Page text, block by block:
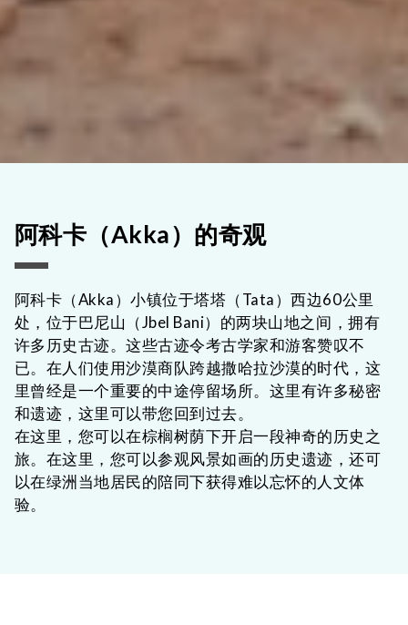
阿科卡（Akka）的奇观
阿科卡（Akka）小镇位于塔塔（Tata）西边60公里
处，位于巴尼山（Jbel Bani）的两块山地之间，拥有
许多历史古迹。这些古迹令考古学家和游客赞叹不
已。在人们使用沙漠商队跨越撒哈拉沙漠的时代，这
里曾经是一个重要的中途停留场所。这里有许多秘密
和遗迹，这里可以带您回到过去。
在这里，您可以在棕榈树荫下开启一段神奇的历史之
旅。在这里，您可以参观风景如画的历史遗迹，还可
以在绿洲当地居民的陪同下获得难以忘怀的人文体
验。